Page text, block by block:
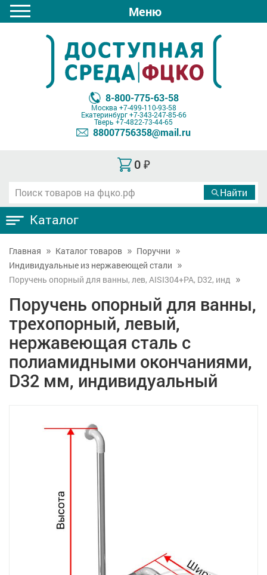
Меню
8-800-775-63-58
Москва +7-499-110-93-58
Екатеринбург+7-343-247-85-66
Тверь +7-4822-73-44-65
88007756358@mail.ru
0 ₽
Каталог
Главная Каталог товаров
Поручни
Индивидуальные из нержавеющей стали
Поручень опорный для ванны, лев, AISI304+PA, D32, инд
Поручень опорный для ванны,
трехопорный, левый,
нержавеющая сталь с
полиамидными окончаниями,
D32 мм, индивидуальный